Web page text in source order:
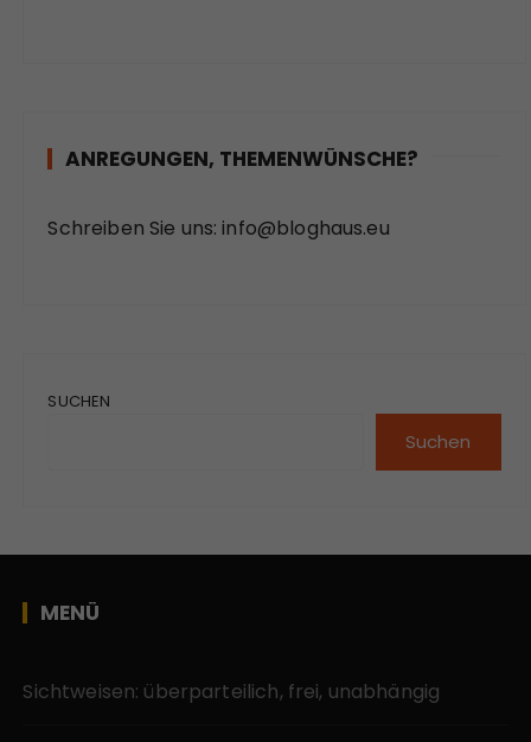
ANREGUNGEN, THEMENWÜNSCHE?
Schreiben Sie uns: info@bloghaus.eu
SUCHEN
Suchen
MENÜ
Sichtweisen: überparteilich, frei, unabhängig